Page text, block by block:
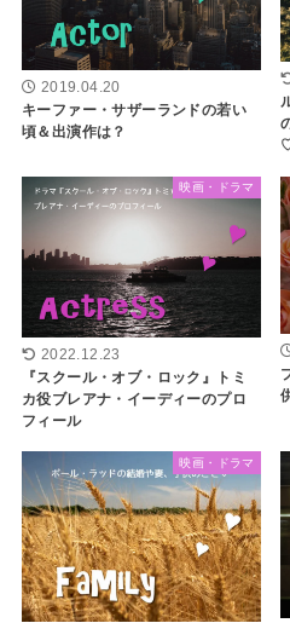
2019.04.20
キーファー・サザーランドの若い
頃＆出演作は？
映画・ドラマ
2022.12.23
『スクール・オブ・ロック』トミ
カ役ブレアナ・イーディーのプロ
フィール
映画・ドラマ